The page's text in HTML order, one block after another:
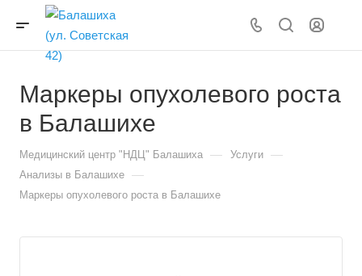
Маркеры опухолевого роста
в Балашихе
Медицинский центр "НДЦ" Балашиха — Услуги —
Анализы в Балашихе —
Маркеры опухолевого роста в Балашихе